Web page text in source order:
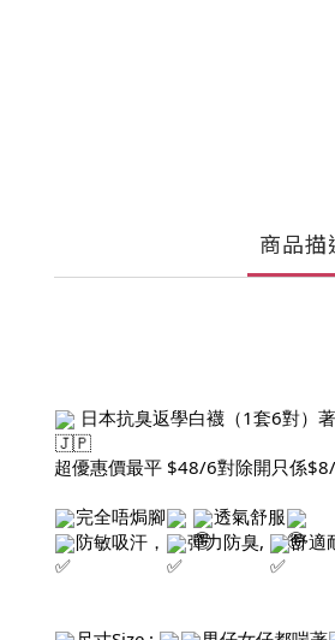
商品描
日本抗臭返學白襪（1套6對）
超優惠價最平 $48/6對除開只係
完全唔焗腳
透氣舒服
防敏吸汗，
彈力防臭, 舒適